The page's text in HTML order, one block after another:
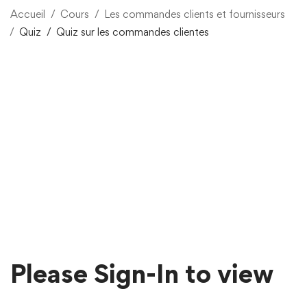
Accueil Cours
Les commandes clients et fournisseurs
Quiz
Quiz sur les commandes clientes
Please Sign-In to view